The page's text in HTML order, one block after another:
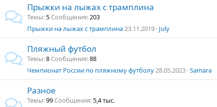
Прыжки на лыжах с трамплина
Темы 5 Сообщения 203
Прыжки на лыжах с трамплина23.11.2019 July
Пляжный футбол
Темы 8 Сообщения 88
Чемпионат России по пляжному футболу28.05.2023 Samara
Разное
Темы 99 Сообщения 5,4 тыс.